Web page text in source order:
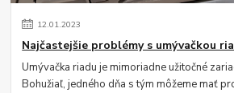
12.01.2023
Najčastejšie problémy s umývačkou
Umývačka riadu je mimoriadne užitočné
Bohužiaľ, jedného dňa s tým môžeme mať